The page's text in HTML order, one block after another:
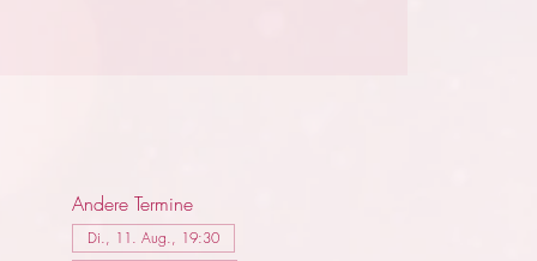
Andere Termine
Di., 11. Aug., 19:30